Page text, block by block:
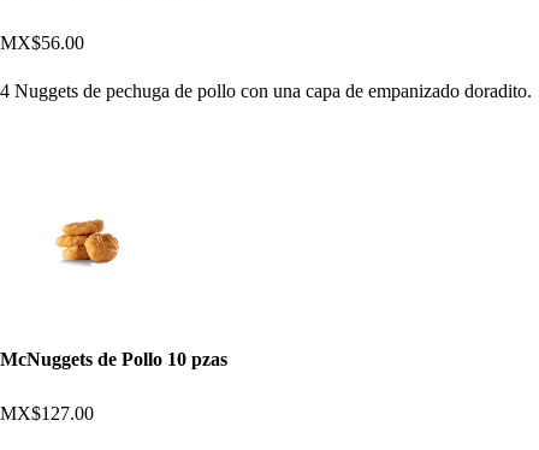
MX$56.00
4 Nuggets de pechuga de pollo con una capa de empanizado doradito.
McNuggets de Pollo 10 pzas
MX$127.00